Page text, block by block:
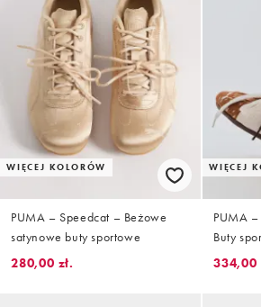
WIĘCEJ KOLORÓW
PUMA – Speedcat – Beżowe
satynowe buty sportowe
280,00 zł.
WIĘCEJ
PUMA
Buty
wzór w
334,00